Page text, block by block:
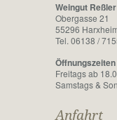
Weingut Reßler
Obergasse 21
55296
Tel. 06138 /
Freitags ab
Samstags &
Anfahrt